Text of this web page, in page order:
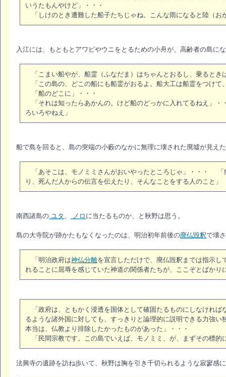
いうたもんやけど」・・・
「しけのとき遭難した船子たちじゃね。こんな雨になると陸（お
入江には、もともとアワビやウニをとるための小舟が、高齢者の島に
「こまい船やが、船霊（ふなだま）はちゃんとおるし、乗るとき
「この島の、どこの船にも船霊がおるよ。船大工は船霊をつけて
「船のどこに」・・・
「それは知ったらあかんの。けど船のどっかに入れてるねえ」・
ろいろやねえ」
船で島を回ると、島の突端の小藪のなかに無理に壊された廃墟が見え
「あそこは、モノミミさんがおいやったところじゃ」・・・ 「
り、死んだ人からの伝言を伝えたり、そんなことをする人のこと」
南西諸島の ユタ 、 ノロ に当たるものか、と秋野は思う。
島の大寺院が跡かたもなくなったのは、明治初年前後の廃仏毀釈で壊
「明治政府は神仏分離を宣言しただけで、廃仏毀釈までは指示
れることに屈辱を感じていた神道の関係者たちが、ここぞとばかり
「政府は、ともかく浸透を国体として確固たるものにしなければ
るような諸外国に対しても、すっきりと論理的に説明できる力強
本当は、仏教より排除したかったものがあった」・・・
「民間宗教です。この島でいえば、モノミミ、が、まずその標的
法興寺の遺跡を訪ね歩いて、秋野は胸を引き千切られるような寂寥感